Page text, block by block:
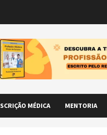
MÉDICA MENTORIA